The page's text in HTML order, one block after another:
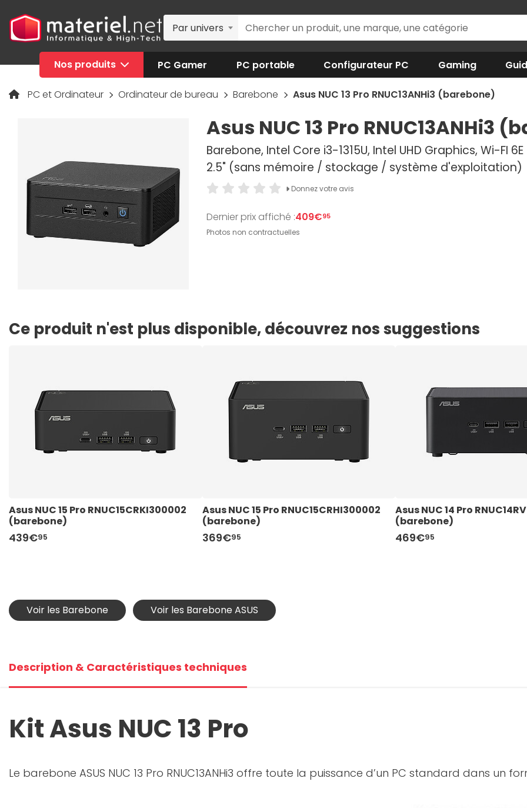
Par univers
Nos produits PC Gamer PC portable Configurateur PC Gaming
PC et Ordinateur Ordinateur de bureau Barebone Asus NUC 13 Pro RNUC13ANHi3 (barebone)
Asus NUC 13 Pro RNUC13ANHi3
Barebone, Intel Core i3-1315U, Intel UHD Graphics, Wi-FI
2.5" (sans mémoire / stockage / système d'exploitation)
Donnez votre avis
Dernier prix affiché :409€95
Photos non contractuelles
Ce produit n'est plus disponible, découvrez nos suggestions
Asus NUC 15 Pro RNUC15CRKI300002
(barebone)
439€95
Asus NUC 15 Pro RNUC15CRHI300002
(barebone)
369€95
Asus NUC 14 Pro
(barebone)
469€95
Voir les Barebone Voir les Barebone ASUS
Description & Caractéristiques techniques
Kit Asus NUC 13 Pro
Le barebone ASUS NUC 13 Pro RNUC13ANHi3 offre toute la puissance d’un PC standard dans un